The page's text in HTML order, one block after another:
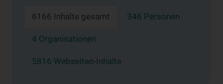
6166 Inhalte gesamt 346 Personen
4 Organisationen
5816 Webseiten-Inhalte